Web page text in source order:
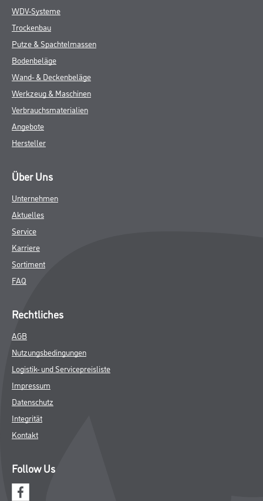
WDV-Systeme
Trockenbau
Putze & Spachtelmassen
Bodenbeläge
Wand- & Deckenbeläge
Werkzeug & Maschinen
Verbrauchsmaterialien
Angebote
Hersteller
Über Uns
Unternehmen
Aktuelles
Service
Karriere
Sortiment
FAQ
Rechtliches
AGB
Nutzungsbedingungen
Logistik- und Servicepreisliste
Impressum
Datenschutz
Integrität
Kontakt
Follow Us